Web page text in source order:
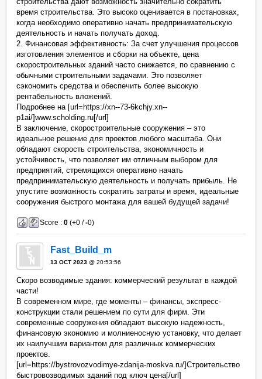
время строительства. Это высоко оценивается в постановках,
когда необходимо оперативно начать предпринимательскую
деятельность и начать получать доход.
2. Финансовая эффективность: За счет улучшения процессов
изготовления элементов и сборки на объекте, цена
скоростроительных зданий часто снижается, по сравнению с
обычными строительными задачами. Это позволяет
сэкономить средства и обеспечить более высокую
рентабельность вложений.
Подробнее на [url=https://xn--73-6kchjy.xn--
p1ai/]www.scholding.ru[/url]
В заключение, скоростроительные сооружения – это
идеальное решение для проектов любого масштаба. Они
обладают скорость строительства, экономичность и
устойчивость, что позволяет им отличным выбором для
предприятий, стремящихся оперативно начать
предпринимательскую деятельность и получать прибыль. Не
упустите возможность сократить затраты и время, идеальные
сооружения быстрого монтажа для вашей будущей задачи!
Score :0 (+0 /-0)
Fast_Build_m
13 OCT 2023 @ 20:53:56
Скоро возводимые здания: коммерческий результат в каждой
части!
В современном мире, где моменты – финансы, экспресс-
конструкции стали решением по сути для фирм. Эти
современные сооружения обладают высокую надежность,
финансовую экономию и молниеносную установку, что делает
их наилучшим вариантом для различных коммерческих
проектов.
[url=https://bystrovozvodimye-zdanija-moskva.ru/]Строительство
быстровозводимых зданий под ключ цена[/url]